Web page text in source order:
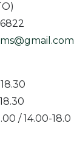
/ 14.00-18.0